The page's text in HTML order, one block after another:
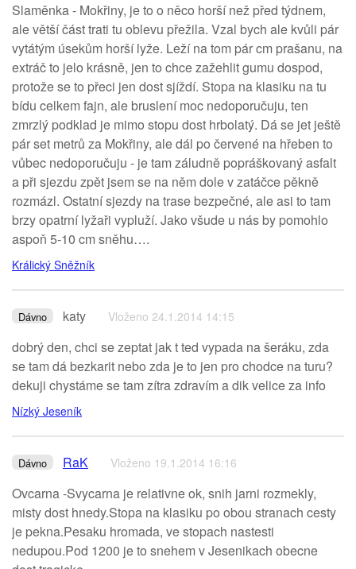
Slaměnka - Mokřiny, je to o něco horší než před týdnem,
ale větší část trati tu oblevu přežila. Vzal bych ale kvůli pár
vytátým úsekům horší lyže. Leží na tom pár cm prašanu, na
extráč to jelo krásně, jen to chce zažehlit gumu dospod,
protože se to přeci jen dost sjíždí. Stopa na klasiku na tu
bídu celkem fajn, ale bruslení moc nedoporučuju, ten
zmrzlý podklad je mimo stopu dost hrbolatý. Dá se jet ještě
pár set metrů za Mokřiny, ale dál po červené na hřeben to
vůbec nedoporučuju - je tam záludně popráškovaný asfalt
a při sjezdu zpět jsem se na něm dole v zatáčce pěkně
rozmázl. Ostatní sjezdy na trase bezpečné, ale asi to tam
brzy opatrní lyžaři vypluží. Jako všude u nás by pomohlo
aspoň 5-10 cm sněhu….
Králický Sněžník
Dávno katy Vloženo 24.1.2014 14:15
dobrý den, chci se zeptat jak t ted vypada na šeráku, zda
se tam dá bezkarit nebo zda je to jen pro chodce na turu?
dekuji chystáme se tam zítra zdravím a dik velice za info
Nízký Jeseník
Dávno RaK Vloženo 19.1.2014 16:16
Ovcarna -Svycarna je relativne ok, snih jarni rozmekly,
misty dost hnedy.Stopa na klasiku po obou stranach cesty
je pekna.Pesaku hromada, ve stopach nastesti
nedupou.Pod 1200 je to snehem v Jesenikach obecne